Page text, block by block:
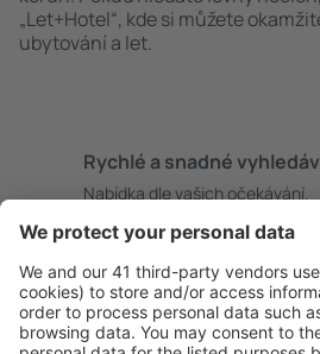
„Let+Hotel“, kde si můžete
ubytování a let.
Rychlé a snadné
Nabídka dle vašich očekávání.
Pečlivé plánování
Bezproblémová rezervace s
zrušení.